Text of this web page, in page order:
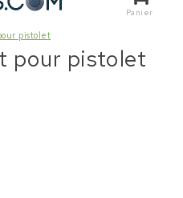
Panier
pistolet
pour pistolet